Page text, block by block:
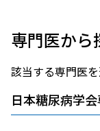
専門医から
該当する専門医を
日本糖尿病学